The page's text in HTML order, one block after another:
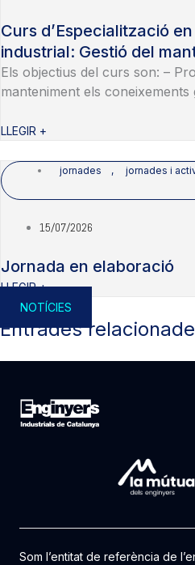
Curs d’Especialització
industrial: Gestió del
Els objectius del curs son: –
manteniment els coneixements
LLEGIR +
jornades , jornades i
15/07/2026
Jornada en elaboració
LLEGIR +
NOTÍCIES
Entrades
Som l’entitat de referència de